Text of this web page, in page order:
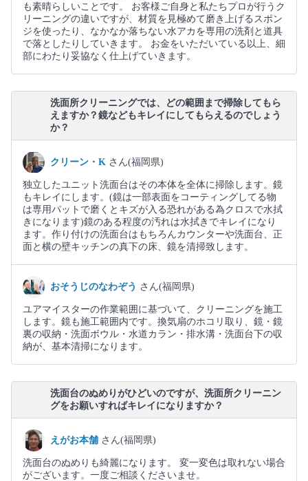
も素晴らしいことです。 お客様ご自身と私たちプロが行うク
リーニングの違いですが、材質を見極めて磨き上げるスポン
ジを使ったり、なかなか落ちない水アカを専用の洗剤と道具
で落としたりしていきます。 お金をいただいている以上、細
部にわたり妥協なく仕上げていきます。
洗面所クリーニングでは、どの範囲まで掃除してもら
えますか？鏡などもキレイにしてもらえるのでしょう
か？
クリーン・K さん(福岡県)
独立したユニット洗面台はその本体を全体に掃除します。鏡
もキレイにします。(鏡は一部表面をコーティングしてる物
は専用パットで磨くとキズが入る恐れがある為クロスで水拭
きになります)鏡のある程度の汚れは水拭きでキレイになり
ます。作り付けの洗面台はもちろんカウンターや洗面台、正
面と横の壁キッチンの真下の床、鏡を清掃致します。
おそうじのなわぞう さん(福岡県)
ユアマイスターの作業範囲に基づいて、クリーニングを施工
します。鏡も施工範囲内です。換気扇のホコリ取り、鏡・鏡
裏の収納・洗面ボウル・水道カラン・排水溝・洗面台下の収
納が、基本清掃になります。
洗面台のぬめりがひどいのですが、洗面所クリーニン
グをお願いすればキレイになりますか？
えがお本舗 さん(福岡県)
洗面台のぬめりも綺麗になります。 変一変色は取れない場合
がございます。一度ご相談くださいませ。